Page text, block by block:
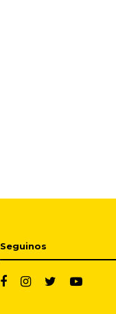
Seguinos